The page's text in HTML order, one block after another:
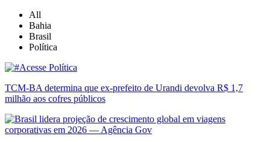
All
Bahia
Brasil
Política
TCM-BA determina que ex-prefeito de Urandi devolva R$ 1,7
milhão aos cofres públicos